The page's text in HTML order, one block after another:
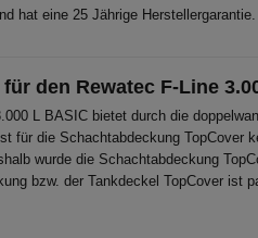
hat eine 25 Jährige Herstellergarantie.
den Rewatec F-Line
L BASIC bietet durch die
für die Schachtabdeckung TopCover
wurde die Schachtabdeckung
bzw. der Tankdeckel TopCover ist